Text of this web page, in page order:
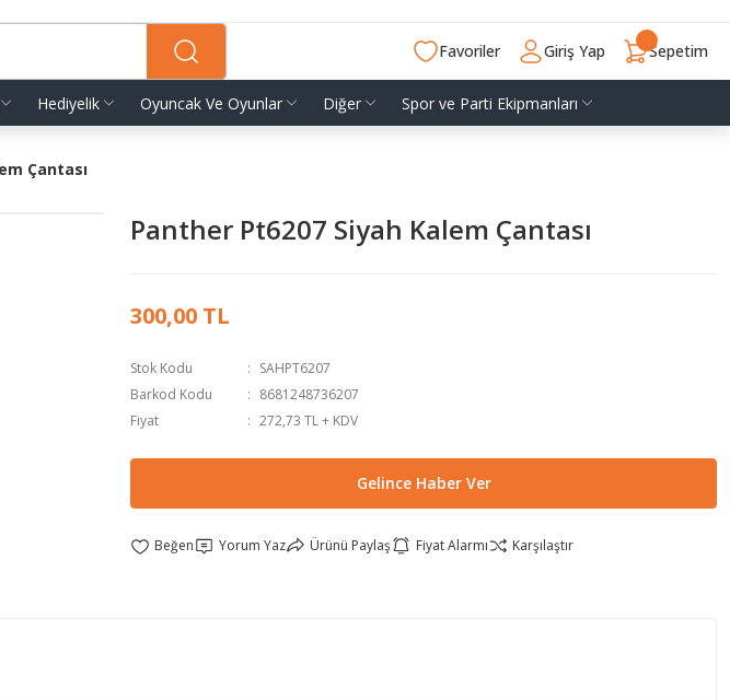
Favoriler Giriş Yap Sepetim
Hediyelik Oyuncak Ve Oyunlar Diğer Spor ve Parti Ekipmanları
Çantası
Panther Pt­6207 Siyah Kalem Çantası
300,00 TL
Stok Kodu
SAH­PT6207
Barkod Kodu
8681248736207
Fiyat
272,73 TL + KDV
Gelince Haber Ver
Yorum Yaz Ürünü Paylaş Fiyat Alarmı Karşılaştır